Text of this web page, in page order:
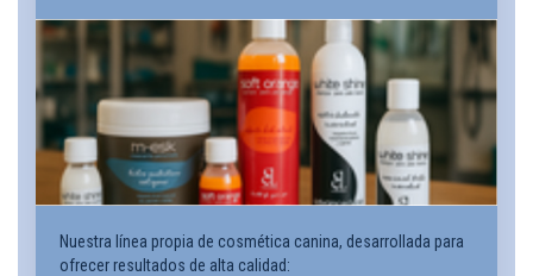
Nuestra línea propia de cosmética canina, desarrollada para
ofrecer resultados de alta calidad: